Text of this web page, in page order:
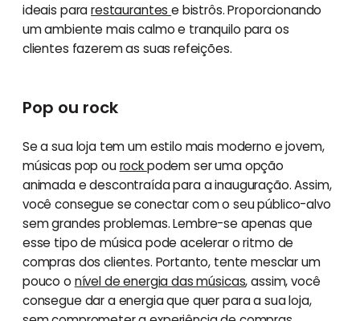
ideais pararestaurantese bistrôs. Proporcionando
um ambiente mais calmo e tranquilo para os
clientes fazerem as suas refeições.
Pop ou rock
Se a sua loja tem um estilo mais moderno e jovem,
músicas pop ourockpodem ser uma opção
animada e descontraída para a inauguração. Assim,
você consegue se conectar com o seu público-alvo
sem grandes problemas. Lembre-se apenas que
esse tipo de música pode acelerar o ritmo de
compras dos clientes. Portanto, tente mesclar um
pouco o nível de energia das músicas, assim, você
consegue dar a energia que quer para a sua loja,